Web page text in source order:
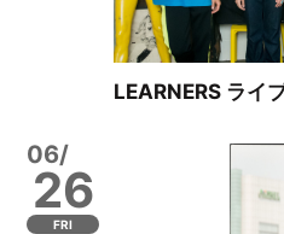
LEARNERS ライ
06/
26
FRI